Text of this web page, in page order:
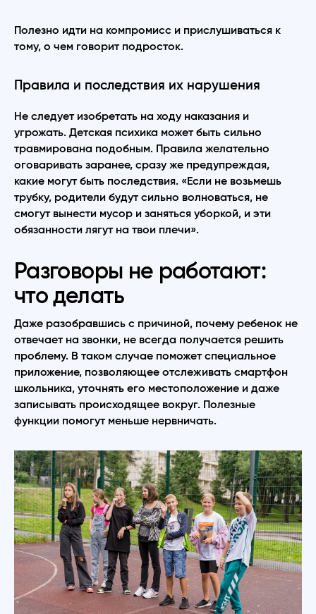
Полезно идти на компромисс и прислушиваться к
тому, о чем говорит подросток.
Правила и последствия их нарушения
Не следует изобретать на ходу наказания и
угрожать. Детская психика может быть сильно
травмирована подобным. Правила желательно
оговаривать заранее, сразу же предупреждая,
какие могут быть последствия. «Если не возьмешь
трубку, родители будут сильно волноваться, не
смогут вынести мусор и заняться уборкой, и эти
обязанности лягут на твои плечи».
Разговоры не работают:
что делать
Даже разобравшись с причиной, почему ребенок не
отвечает на звонки, не всегда получается решить
проблему. В таком случае поможет специальное
приложение, позволяющее отслеживать смартфон
школьника, уточнять его местоположение и даже
записывать происходящее вокруг. Полезные
функции помогут меньше нервничать.